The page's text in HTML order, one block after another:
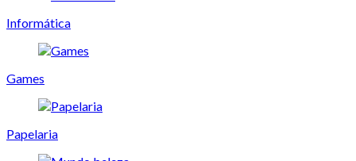
Informática
Games
Papelaria